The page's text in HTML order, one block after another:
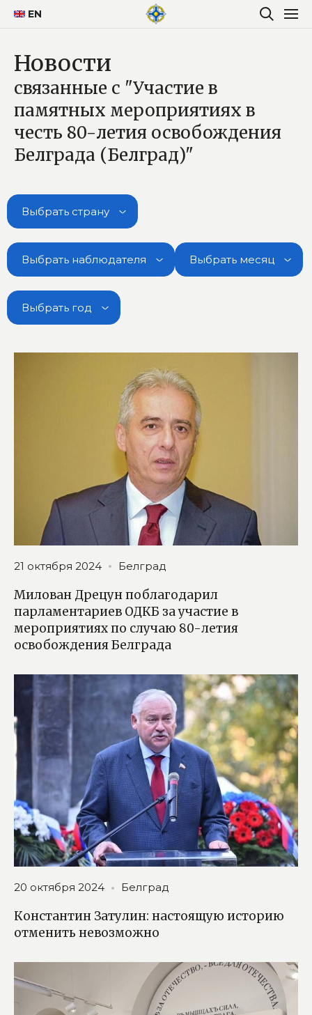
EN
Новости
связанные с "Участие в
памятных мероприятиях в
честь 80-летия освобождения
Белграда (Белград)"
Выбрать страну
Выбрать наблюдателя Выбрать месяц
Выбрать год
21 октября 2024 Белград
Милован Дрецун поблагодарил
парламентариев ОДКБ за участие в
мероприятиях по случаю 80-летия
освобождения Белграда
20 октября 2024 Белград
Константин Затулин: настоящую историю
отменить невозможно